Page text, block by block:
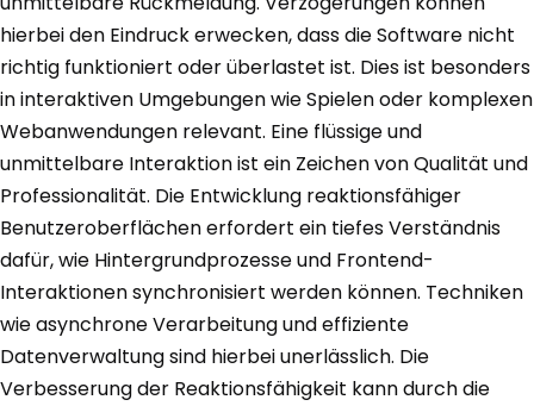
hierbei den Eindruck erwecken, dass die Software nicht
richtig funktioniert oder überlastet ist. Dies ist besonders
in interaktiven Umgebungen wie Spielen oder komplexen
Webanwendungen relevant. Eine flüssige und
unmittelbare Interaktion ist ein Zeichen von Qualität und
Professionalität. Die Entwicklung reaktionsfähiger
Benutzeroberflächen erfordert ein tiefes Verständnis
dafür, wie Hintergrundprozesse und Frontend-
Interaktionen synchronisiert werden können. Techniken
wie asynchrone Verarbeitung und effiziente
Datenverwaltung sind hierbei unerlässlich. Die
Verbesserung der Reaktionsfähigkeit kann durch die